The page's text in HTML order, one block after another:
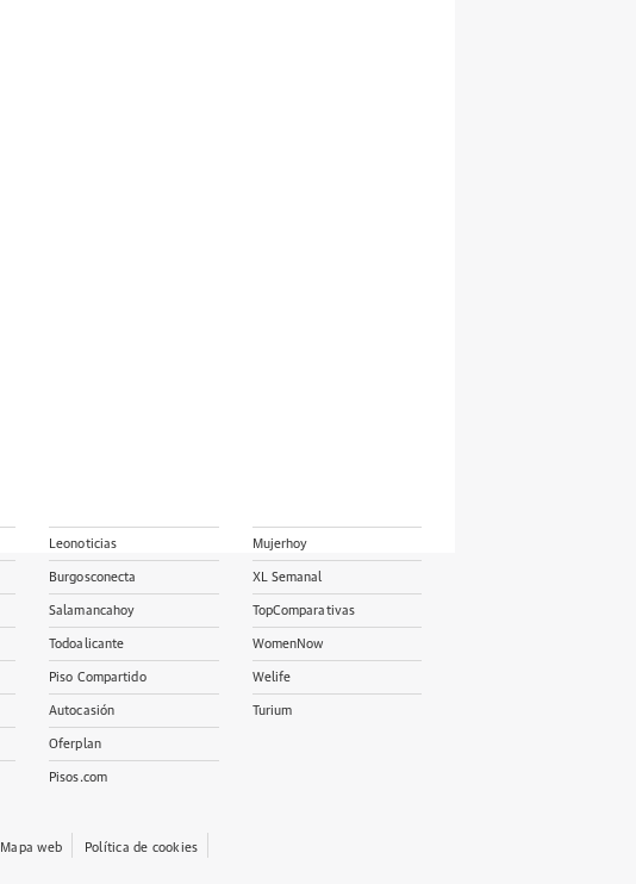
Leonoticias
Burgosconecta
Salamancahoy
Todoalicante
Piso Compartido
Autocasión
Oferplan
Pisos.com
Mujerhoy
XL Semanal
TopComparativas
WomenNow
Welife
Turium
Mapa web Política de cookies